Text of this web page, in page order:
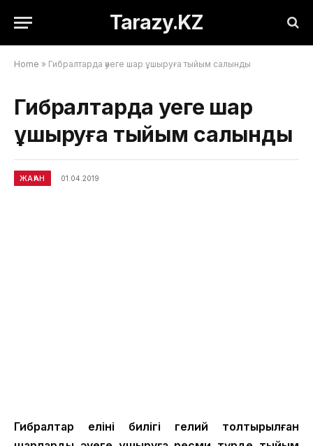
Tarazy.KZ
Home » Гибралтарда әуеге шар ұшыруға тыйым салынды
Гибралтарда әуеге шар
ұшыруға тыйым салынды
ЖАҺАН 01.04.2019
Гибралтар елінің билігі гелий толтырылған